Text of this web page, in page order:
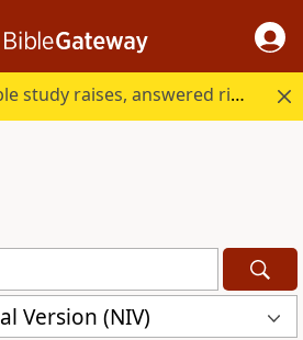
Every question Bible study raises, answered right here.
Version (NIV)